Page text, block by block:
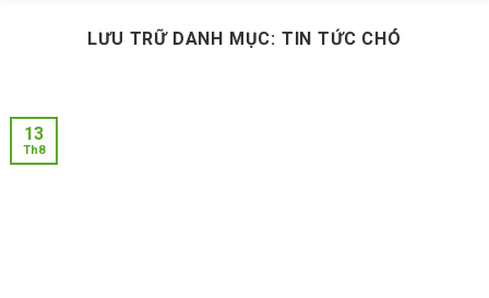
LƯU TRỮ DANH MỤC: TIN TỨC CHÓ
13
Th8